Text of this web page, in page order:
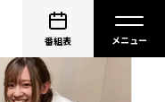
番組表